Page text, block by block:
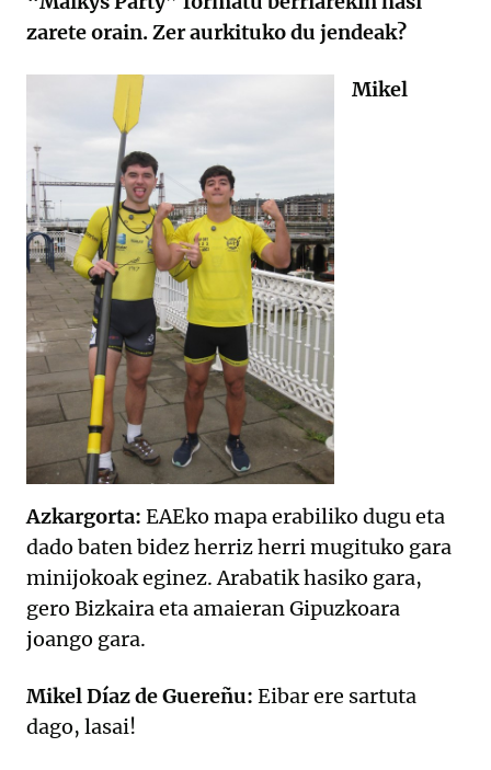
zarete orain. Zer aurkituko du jendeak?
Mikel
Azkargorta: EAEko mapa erabiliko dugu eta
dado baten bidez herriz herri mugituko gara
minijokoak eginez. Arabatik hasiko gara,
gero Bizkaira eta amaieran Gipuzkoara
joango gara.
Mikel Díaz de Guereñu: Eibar ere sartuta
dago, lasai!